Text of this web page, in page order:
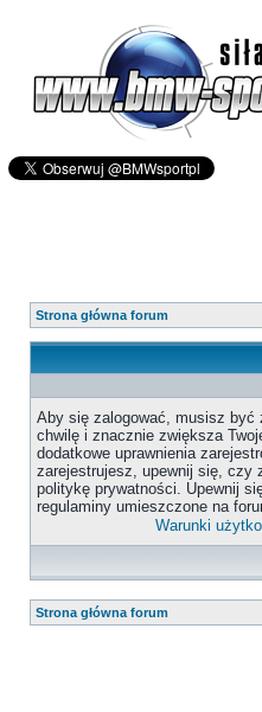
Strona główna forum
Aby się zalogować, musisz być
chwilę i znacznie zwiększa
dodatkowe uprawnienia
zarejestrujesz, upewnij się, czy
politykę prywatności. Upewnij
regulaminy umieszczone na
Warunki
Strona główna forum